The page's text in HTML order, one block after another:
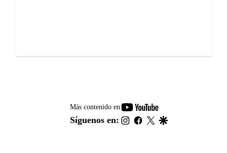
Más contenido en
youtube-
footer
Síguenos en: instagram
facebook
twitter